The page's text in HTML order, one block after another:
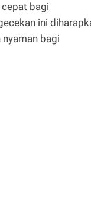
bagi
ini
bagi